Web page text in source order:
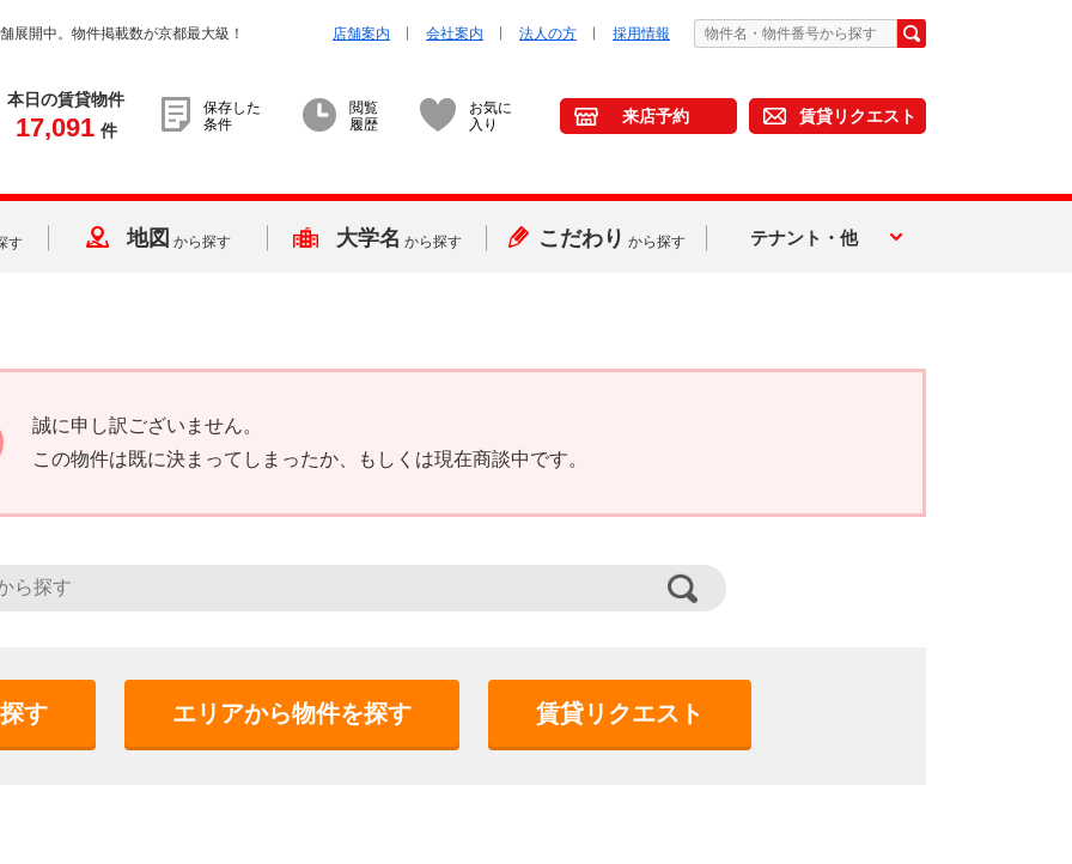
展開中。物件掲載数が京都最大級！ 店舗案内 会社案内 法人の方 採用情報
本日の賃貸物件
17,091 件
保存した
条件
閲覧
履歴
お気に
入り
来店予約 賃貸リクエスト
す 地図 から探す 大学名 から探す こだわり から探す テナント・他
誠に申し訳ございません。
この物件は既に決まってしまったか、もしくは現在商談中です。
す エリアから物件を探す 賃貸リクエスト